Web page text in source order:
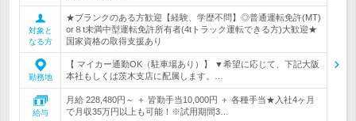
対象と
なる方
★ブランクのある方歓迎【経験、学歴不問】◎普通運転免許(MT)
or８t未満中型運転免許所有者(4tトラック運転できる方)大歓迎★
国家資格の取得支援あり
勤務地
【 マイカー通勤OK（駐車場あり）】 ▼希望に応じて、下記大阪
本社もしくは茨木支店に配属します。…
給与
月給 228,480円～ ＋ 皆勤手当10,000円 ＋ 各種手当★入社4ヶ月
で月収35万円以上も可能！※試用期間3…